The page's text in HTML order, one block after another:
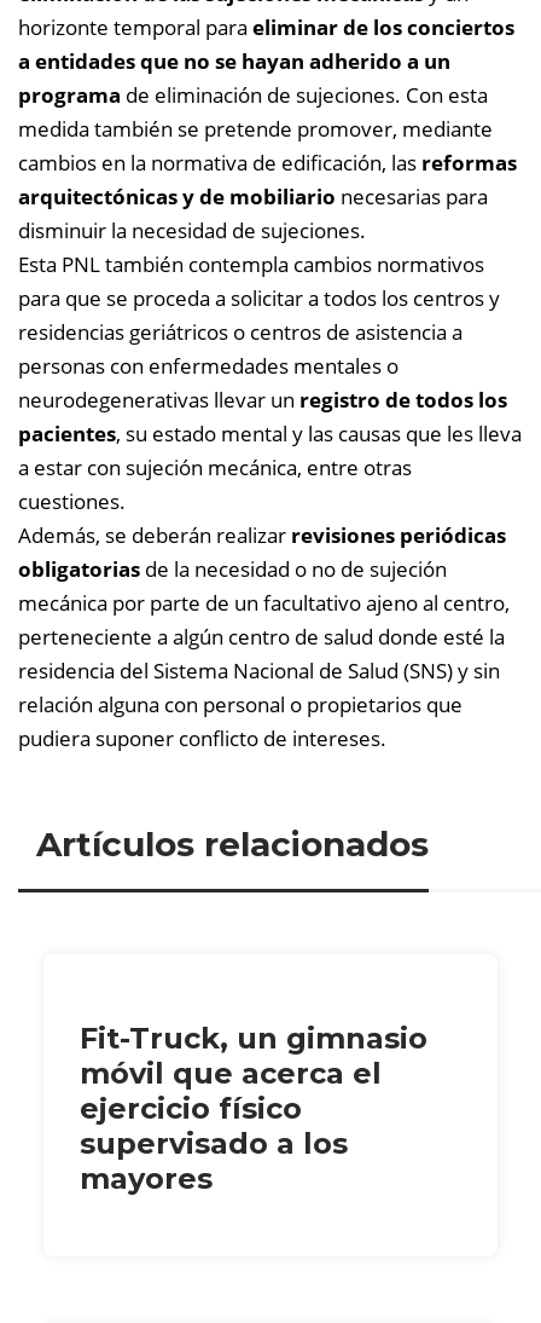
horizonte temporal para eliminar de los conciertos
a entidades que no se hayan adherido a un
programa de eliminación de sujeciones. Con esta
medida también se pretende promover, mediante
cambios en la normativa de edificación, las reformas
arquitectónicas y de mobiliario necesarias para
disminuir la necesidad de sujeciones.
Esta PNL también contempla cambios normativos
para que se proceda a solicitar a todos los centros y
residencias geriátricos o centros de asistencia a
personas con enfermedades mentales o
neurodegenerativas llevar un registro de todos los
pacientes, su estado mental y las causas que les lleva
a estar con sujeción mecánica, entre otras
cuestiones.
Además, se deberán realizar revisiones periódicas
obligatorias de la necesidad o no de sujeción
mecánica por parte de un facultativo ajeno al centro,
perteneciente a algún centro de salud donde esté la
residencia del Sistema Nacional de Salud (SNS) y sin
relación alguna con personal o propietarios que
pudiera suponer conflicto de intereses.
Artículos relacionados
Fit-Truck, un gimnasio
móvil que acerca el
ejercicio físico
supervisado a los
mayores